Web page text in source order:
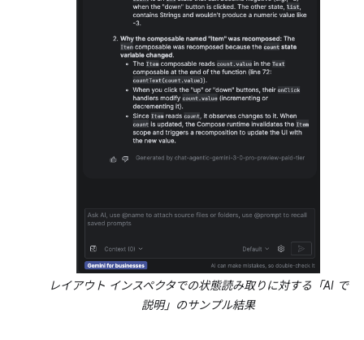
レイアウト インスペクタでの状態読み取りに対する「AI で
説明」のサンプル結果